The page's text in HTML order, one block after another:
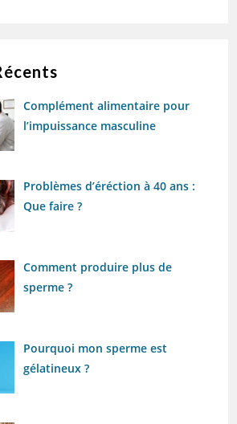
Complément alimentaire pour
l’impuissance masculine
Problèmes d’éréction à 40 ans :
Que faire ?
Comment produire plus de
sperme ?
Pourquoi mon sperme est
gélatineux ?